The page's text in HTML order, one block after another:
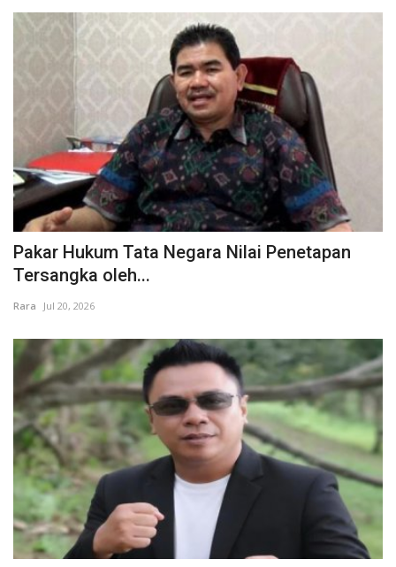
Pakar Hukum Tata Negara Nilai Penetapan
Tersangka oleh...
Rara Jul 20, 2026